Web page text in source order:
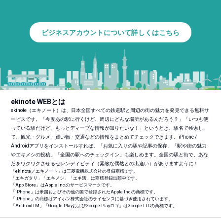
ビジネスアカウントについて詳しくはこちら
ekinote WEBとは
ekinote（エキノート）は、日本全国すべての鉄道駅と周辺の街の魅力を発見できる無料サ
ービスです。「今度あの駅に行くけど、周辺にどんな場所があるんだろう？」「いつも使
っている駅だけど、もっとディープな情報が知りたいな！」というとき、駅名で検索し
て、観光・グルメ・買い物・交通などの情報をまとめてチェックできます。iPhone /
Androidアプリをインストールすれば、「お気に入りの駅や記事の保存」「駅や街の魅力
やエキメシの投稿」「全国の駅へのチェックイン」も楽しめます。全国の駅と街で、あな
たをワクワクさせるセレンディピティ（素敵な偶然との出逢い）がありますように！
「ekinote／エキノート」は三菱電機株式会社の登録商標です。
「エキガタリ」「エキメシ」「エキ活」は商標登録出願中です。
「App Store」はApple Inc.のサービスマークです。
「iPhone」は米国およびその他の国で登録されたApple Inc.の商標です。
「iPhone」の商標はアイホン株式会社のライセンスに基づき使用されています。
「AndroidTM 」「Google PlayおよびGoogle Playロゴ」はGoogle LLCの商標です。